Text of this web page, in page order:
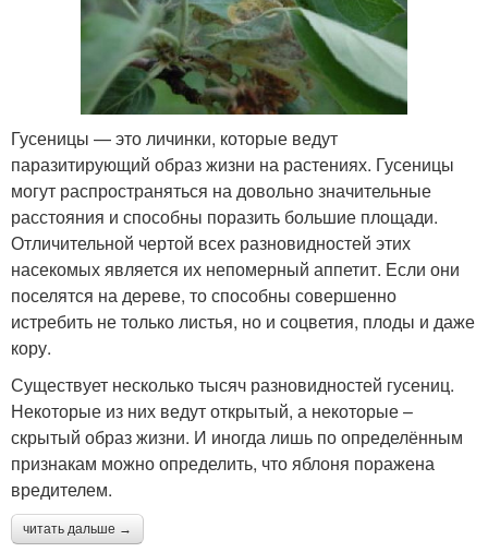
Гусеницы — это личинки, которые ведут
паразитирующий образ жизни на растениях. Гусеницы
могут распространяться на довольно значительные
расстояния и способны поразить большие площади.
Отличительной чертой всех разновидностей этих
насекомых является их непомерный аппетит. Если они
поселятся на дереве, то способны совершенно
истребить не только листья, но и соцветия, плоды и даже
кору.
Существует несколько тысяч разновидностей гусениц.
Некоторые из них ведут открытый, а некоторые –
скрытый образ жизни. И иногда лишь по определённым
признакам можно определить, что яблоня поражена
вредителем.
читать дальше →